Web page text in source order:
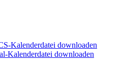
Kalenderdatei downloaden
Kalenderdatei downloaden